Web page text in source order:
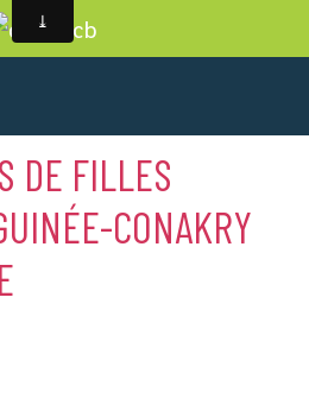
DE FILLES
CONAKRY